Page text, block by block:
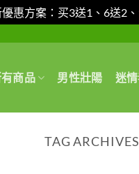
惠方案：买3送1、6送2
商品 男性壯陽 迷
TAG